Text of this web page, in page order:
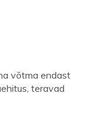
võtma endast
teravad